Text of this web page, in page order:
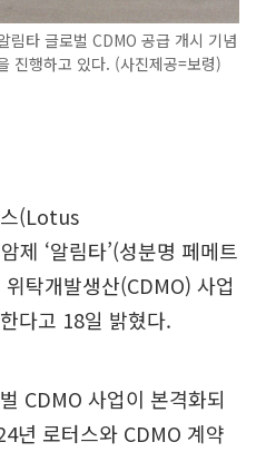
타 글로벌 CDMO 공급 개시 기념
진행하고 있다. (사진제공=보령)
(Lotus
‘알림타’(성분명 페메트
탁개발생산(CDMO) 사업
다고 18일 밝혔다.
CDMO 사업이 본격화되
년 로터스와 CDMO 계약